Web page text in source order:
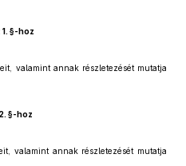
1. §-hoz
valamint annak részletezését mutatja
§-hoz
valamint annak részletezését mutatja